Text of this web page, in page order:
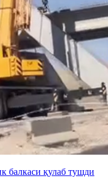
балкаси қулаб тушди